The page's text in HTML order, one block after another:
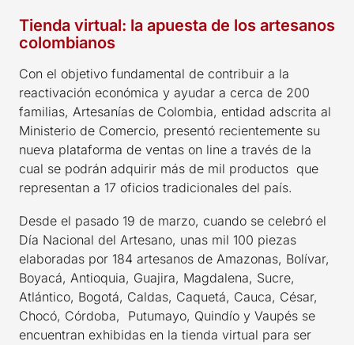
Tienda virtual: la apuesta de los artesanos
colombianos
Con el objetivo fundamental de contribuir a la
reactivación económica y ayudar a cerca de 200
familias, Artesanías de Colombia, entidad adscrita al
Ministerio de Comercio, presentó recientemente su
nueva plataforma de ventas on line a través de la
cual se podrán adquirir más de mil productos que
representan a 17 oficios tradicionales del país.
Desde el pasado 19 de marzo, cuando se celebró el
Día Nacional del Artesano, unas mil 100 piezas
elaboradas por 184 artesanos de Amazonas, Bolívar,
Boyacá, Antioquia, Guajira, Magdalena, Sucre,
Atlántico, Bogotá, Caldas, Caquetá, Cauca, César,
Chocó, Córdoba, Putumayo, Quindío y Vaupés se
encuentran exhibidas en la tienda virtual para ser